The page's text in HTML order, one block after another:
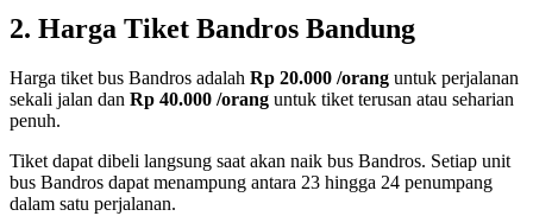
2. Harga Tiket Bandros Bandung
Harga tiket bus Bandros adalah Rp 20.000 /orang untuk perjalanan
sekali jalan dan Rp 40.000 /orang untuk tiket terusan atau seharian
penuh.
Tiket dapat dibeli langsung saat akan naik bus Bandros. Setiap unit
bus Bandros dapat menampung antara 23 hingga 24 penumpang
dalam satu perjalanan.